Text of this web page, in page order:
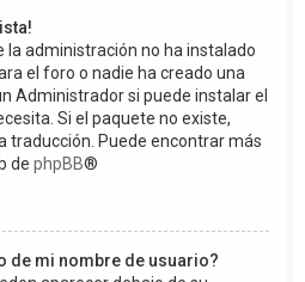
la administración no ha instalado
el foro o nadie ha creado una
Administrador si puede instalar el
Si el paquete no existe,
traducción. Puede encontrar más
de phpBB®
de mi nombre de usuario?